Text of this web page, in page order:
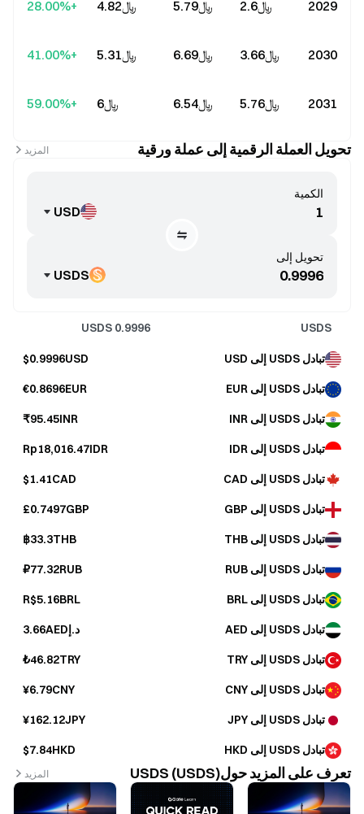
2029 ﷼‎2.6 ﷼‎5.79 ﷼‎4.82 +28.00%
2030 ﷼‎3.66 ﷼‎6.69 ﷼‎5.31 +41.00%
2031 ﷼‎5.76 ﷼‎6.54 ﷼‎6 +59.00%
تحويل العملة الرقمية إلى عملة ورقية المزيد
تحويل إلى
USDS
الكمية
USD
USDS
0.9996
USDS
تبادل USDS إلى USD $0.9996USD
تبادل USDS إلى EUR €0.8696EUR
تبادل USDS إلى INR ₹95.45INR
تبادل USDS إلى IDR Rp18,016.47IDR
تبادل USDS إلى CAD $1.41CAD
تبادل USDS إلى GBP £0.7497GBP
تبادل USDS إلى THB ฿33.3THB
تبادل USDS إلى RUB ₽77.32RUB
تبادل USDS إلى BRL R$5.16BRL
تبادل USDS إلى AED د.إ3.66AED
تبادل USDS إلى TRY ₺46.82TRY
تبادل USDS إلى CNY ¥6.79CNY
تبادل USDS إلى JPY ¥162.12JPY
تبادل USDS إلى HKD $7.84HKD
تعرف على المزيد حولUSDS (USDS) المزيد